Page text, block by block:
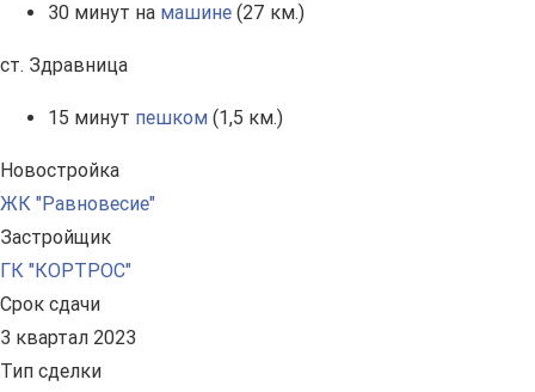
30 минут на машине (27 км.)
ст. Здравница
15 минут пешком (1,5 км.)
Новостройка
ЖК "Равновесие"
Застройщик
ГК "КОРТРОС"
Срок сдачи
3 квартал 2023
Тип сделки